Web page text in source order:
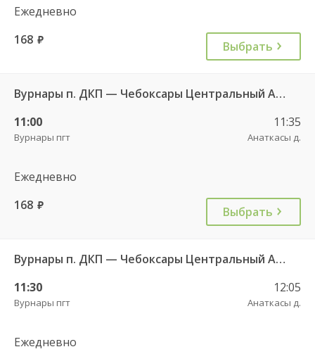
Ежедневно
168 руб. Выбрать
Вурнары п. ДКП — Чебоксары Центральный АВ 521
11:00
Вурнары пгт
11:35
Анаткасы д.
Ежедневно
168 руб. Выбрать
Вурнары п. ДКП — Чебоксары Центральный АВ 521
11:30
Вурнары пгт
12:05
Анаткасы д.
Ежедневно